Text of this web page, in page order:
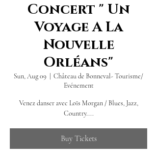
Concert " Un
Voyage A La
Nouvelle
Orléans"
Sun, Aug 09
Château de Bonneval- Tourisme/
Evénement
Venez danser avec Loïs Morgan / Blues, Jazz,
Country....
Buy Tickets